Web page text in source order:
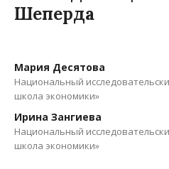
Шеперда
Мария Десятова
Национальный
школа экономики»
Ирина Зангиева
Национальный
школа экономики»